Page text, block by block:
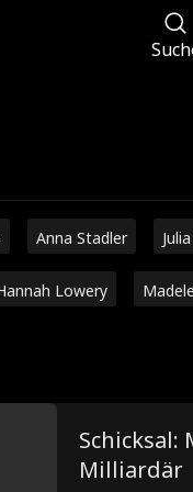
Anna Stadler
Lowery
Schicksal:
Milliardär